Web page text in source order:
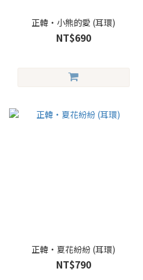
正韓・小熊的愛 (耳環)
NT$690
正韓・夏花紛紛 (耳環)
NT$790